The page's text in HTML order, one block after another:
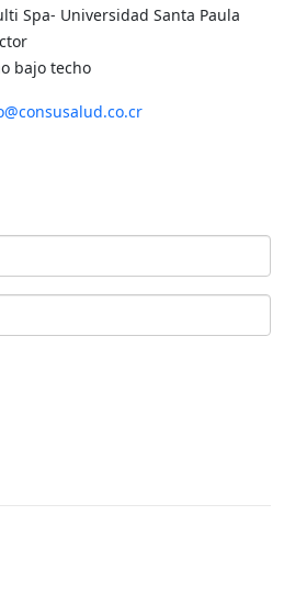
Spa- Universidad Santa Paula
bajo techo